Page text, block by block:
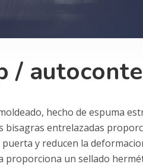
/
hecho de espuma
bisagras entrelazadas
y reducen la
proporciona un sellado